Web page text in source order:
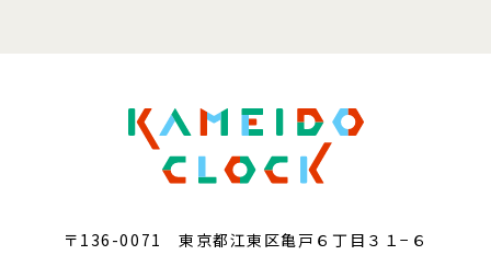
〒136-0071 東京都江東区亀戸６丁目３１−６